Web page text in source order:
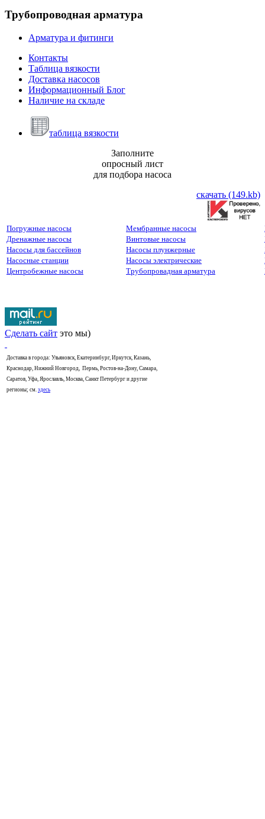
Трубопроводная арматура
Арматура и фитинги
Контакты
Таблица вязкости
Доставка насосов
Информационный Блог
Наличие на складе
таблица вязкости
Заполните
опросный лист
для подбора насоса
скачать (149.kb)
Погружные насосы
Дренажные насосы
Насосы для бассейнов
Насосные станции
Центробежные насосы
Мембранные насосы
Винтовые насосы
Насосы плунжерные
Насосы электрические
Трубопровадная арматура
Сделать сайт это мы)
Доставка в города: Ульяновск, Екатеринбург, Иркутск, Казань,
Краснодар, Нижний Новгород, Пермь, Ростов-на-Дону, Самара,
Саратов, Уфа, Ярославль, Москва, Санкт Петербург и другие
регионы; см. здесь